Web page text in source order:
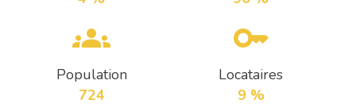
Population
724
Locataires
9 %